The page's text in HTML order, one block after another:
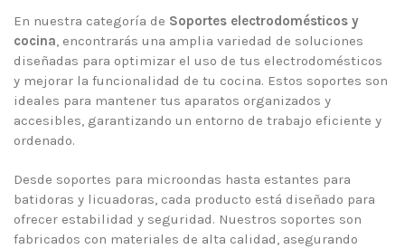
En nuestra categoría de Soportes electrodomésticos y
cocina, encontrarás una amplia variedad de soluciones
diseñadas para optimizar el uso de tus electrodomésticos
y mejorar la funcionalidad de tu cocina. Estos soportes son
ideales para mantener tus aparatos organizados y
accesibles, garantizando un entorno de trabajo eficiente y
ordenado.
Desde soportes para microondas hasta estantes para
batidoras y licuadoras, cada producto está diseñado para
ofrecer estabilidad y seguridad. Nuestros soportes son
fabricados con materiales de alta calidad, asegurando